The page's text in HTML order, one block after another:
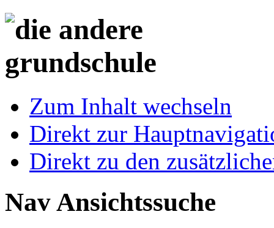
Zum Inhalt wechseln
Direkt zur
Direkt zu den
Nav Ansichtssuche